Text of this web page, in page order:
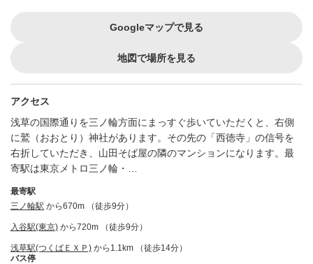
Googleマップで見る
地図で場所を見る
アクセス
浅草の国際通りを三ノ輪方面にまっすぐ歩いていただくと、右側
に鷲（おおとり）神社があります。その先の「西徳寺」の信号を
右折していただき、山田そば屋の隣のマンションになります。最
寄駅は東京メトロ三ノ輪・…
最寄駅
三ノ輪駅 から670m （徒歩9分）
入谷駅(東京) から720m （徒歩9分）
浅草駅(つくばＥＸＰ) から1.1km （徒歩14分）
バス停